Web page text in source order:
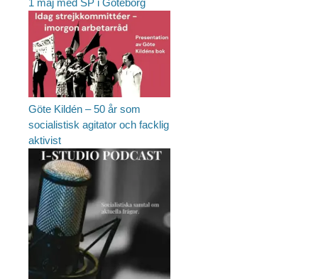
Göte Kildén – 50 år som
socialistisk agitator och facklig
aktivist